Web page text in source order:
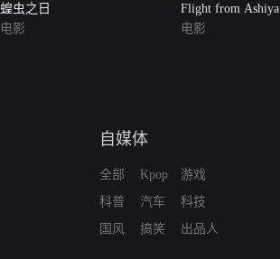
蝗虫之日
电影
Flight from Ashiya
电影
自媒体
全部
科普
国风
Kpop
汽车
搞笑
游戏
科技
出品人